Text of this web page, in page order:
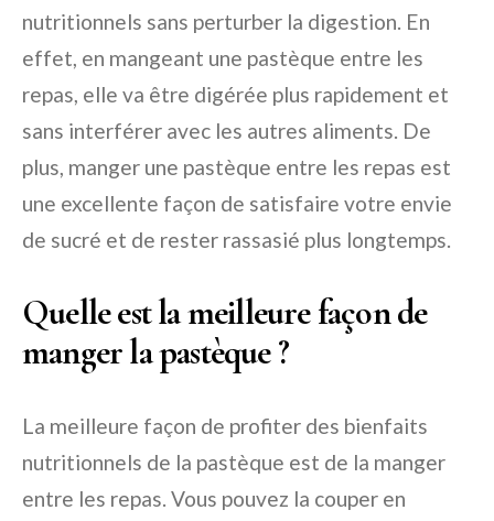
nutritionnels sans perturber la digestion. En
effet, en mangeant une pastèque entre les
repas, elle va être digérée plus rapidement et
sans interférer avec les autres aliments. De
plus, manger une pastèque entre les repas est
une excellente façon de satisfaire votre envie
de sucré et de rester rassasié plus longtemps.
Quelle est la meilleure façon de
manger la pastèque ?
La meilleure façon de profiter des bienfaits
nutritionnels de la pastèque est de la manger
entre les repas. Vous pouvez la couper en